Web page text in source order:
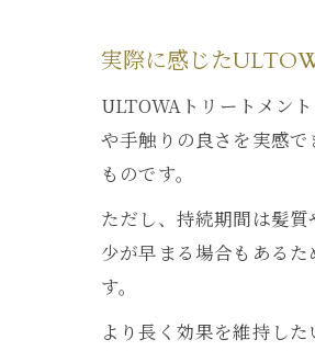
実際に感じた
ULTOWAトリートメン
や手触りの良さを実感
ものです。
ただし、持続期間は髪
少が早まる場合もある
す。
より長く効果を維持し